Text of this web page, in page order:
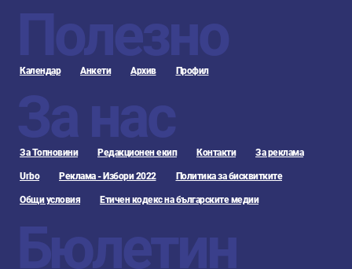
Полезно
Календар Анкети Архив Профил
За нас
За Топновини Редакционен екип Контакти За реклама
Urbo Реклама - Избори 2022 Политика за бисквитките
Общи условия Етичен кодекс на българските медии
Бюлетин